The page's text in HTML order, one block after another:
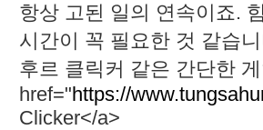
항상 고된 일의 연속이죠.
시간이 꼭 필요한 것 같습
후르 클릭커 같은 간단한
href="https://
Clicker</a>